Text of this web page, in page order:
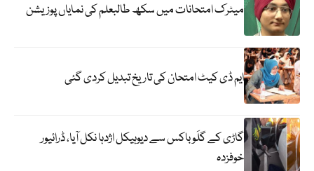
میٹرک امتحانات میں سکھ طالبعلم کی نمایاں پوزیشن
ایم ڈی کیٹ امتحان کی تاریخ تبدیل کردی گئی
گاڑی کے گلَو باکس سے دیوہیکل اژدہا نکل آیا، ڈرائیور
خوفزدہ